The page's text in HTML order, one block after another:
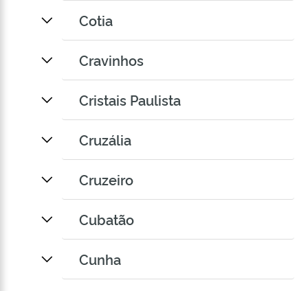
Cotia
Cravinhos
Cristais Paulista
Cruzália
Cruzeiro
Cubatão
Cunha